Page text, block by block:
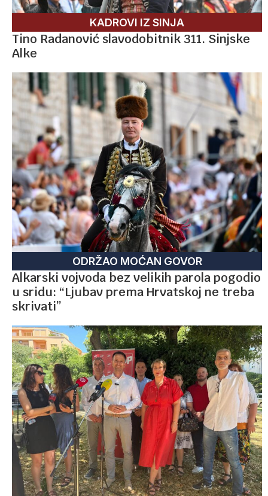
KADROVI IZ SINJA
Tino Radanović slavodobitnik 311. Sinjske
Alke
ODRŽAO MOĆAN GOVOR
Alkarski vojvoda bez velikih parola pogodio
u sridu: “Ljubav prema Hrvatskoj ne treba
skrivati”